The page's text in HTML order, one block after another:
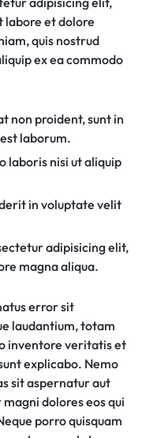
labore et dolore
quis nostrud
ex ea commodo
non proident, sunt in
laborum.
laboris nisi ut aliquip
in voluptate velit
adipisicing elit,
magna aliqua.
error sit
laudantium, totam
inventore veritatis et
explicabo. Nemo
sit aspernatur aut
dolores eos qui
porro quisquam